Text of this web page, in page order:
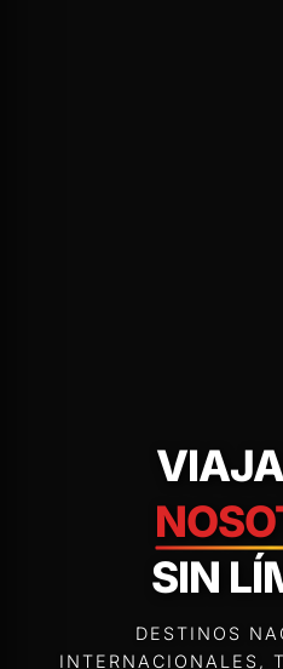
SIN
DESTINOS
INTERNACIONALES,